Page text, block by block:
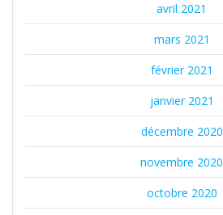
avril 2021
mars 2021
février 2021
janvier 2021
décembre 2020
novembre 2020
octobre 2020